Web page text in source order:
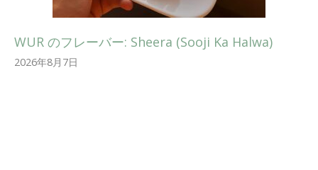
WUR のフレーバー: Sheera (Sooji Ka Halwa)
2026年8月7日